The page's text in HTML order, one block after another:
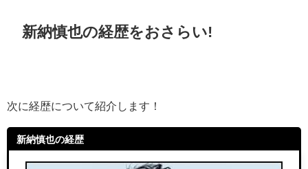
新納慎也の経歴をおさらい!
次に経歴について紹介します！
新納慎也の経歴